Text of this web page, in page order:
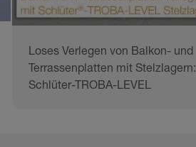
Loses Verlegen von Balkon- und
Terrassenplatten mit Stelzlagern:
Schlüter-TROBA-LEVEL